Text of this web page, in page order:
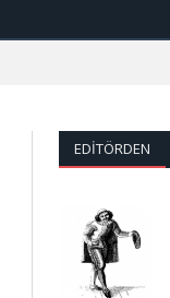
EDITÖRDEN